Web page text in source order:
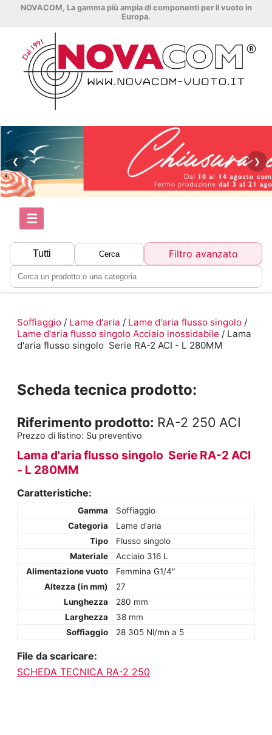
NOVACOM, La gamma più ampia di componenti per il vuoto in
Europa.
❮ ❯
☰
Tutti Cerca Filtro avanzato
Soffiaggio / Lame d'aria / Lame d'aria flusso singolo /
Lame d'aria flusso singolo Acciaio inossidabile / Lama
d'aria flusso singolo Serie RA-2 ACI - L 280MM
Scheda tecnica prodotto:
Riferimento prodotto: RA-2 250 ACI
Prezzo di listino: Su preventivo
Lama d'aria flusso singolo Serie RA-2 ACI
- L 280MM
Caratteristiche:
Gamma
Soffiaggio
Categoria
Lame d'aria
Tipo
Flusso singolo
Materiale
Acciaio 316 L
Alimentazione vuoto
Femmina G1/4"
Altezza (in mm)
27
Lunghezza
280 mm
Larghezza
38 mm
Soffiaggio
28 305 Nl/mn a 5
File da scaricare:
SCHEDA TECNICA RA-2 250